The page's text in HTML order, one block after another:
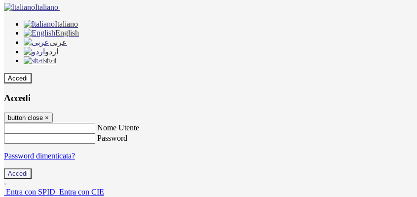
Italiano
Italiano
English
عربى
اردو
বাংলা
Accedi
Accedi
button close ×
Nome Utente
Password
Password dimenticata?
-
Entra con SPID Entra con CIE